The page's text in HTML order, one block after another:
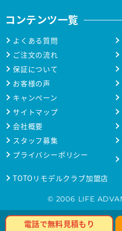
コンテンツ一覧
よくある質問
ご注文の流れ
保証について
お客様の声
キャンペーン
サイトマップ
会社概要
スタッフ募集
プライバシーポリシー
TOTOリモデルクラブ加盟店
© 2006 LIFE
電話で無料見積もり